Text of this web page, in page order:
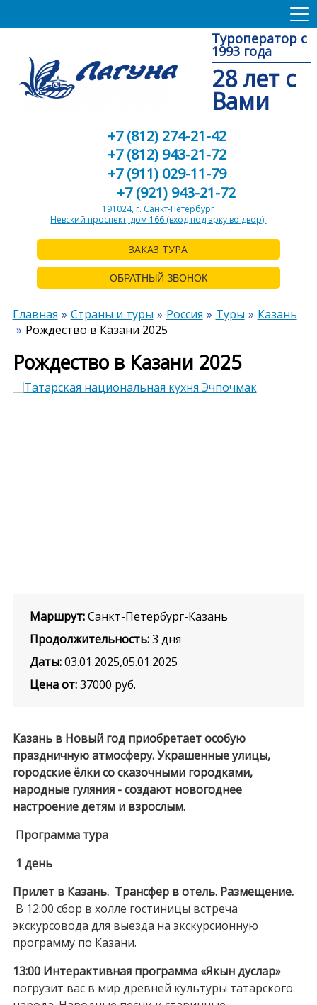
Туроператор с
1993 года
28 лет с
Вами
ЗАКАЗ ТУРА
ОБРАТНЫЙ ЗВОНОК
+7 (812) 274-21-42
+7 (812) 943-21-72
+7 (911) 029-11-79
+7 (921) 943-21-72
191024, г. Санкт-Петербург
Невский проспект, дом 166 (вход под арку во двор).
Главная Страны и туры Россия Туры
Казань
Рождество в Казани 2025
Рождество в Казани 2025
Маршрут: Санкт-Петербург-Казань
Продолжительность: 3 дня
Даты: 03.01.2025,05.01.2025
Цена от: 37000 руб.
Казань в Новый год приобретает особую
праздничную атмосферу. Украшенные улицы,
городские ёлки со сказочными городками,
народные гуляния - создают новогоднее
настроение детям и взрослым.
Программа тура
1 день
Прилет в Казань. Трансфер в отель. Размещение.
В 12:00 сбор в холле гостиницы встреча
экскурсовода для выезда на экскурсионную
программу по Казани.
13:00 Интерактивная программа «Якын дуслар»
погрузит вас в мир древней культуры татарского